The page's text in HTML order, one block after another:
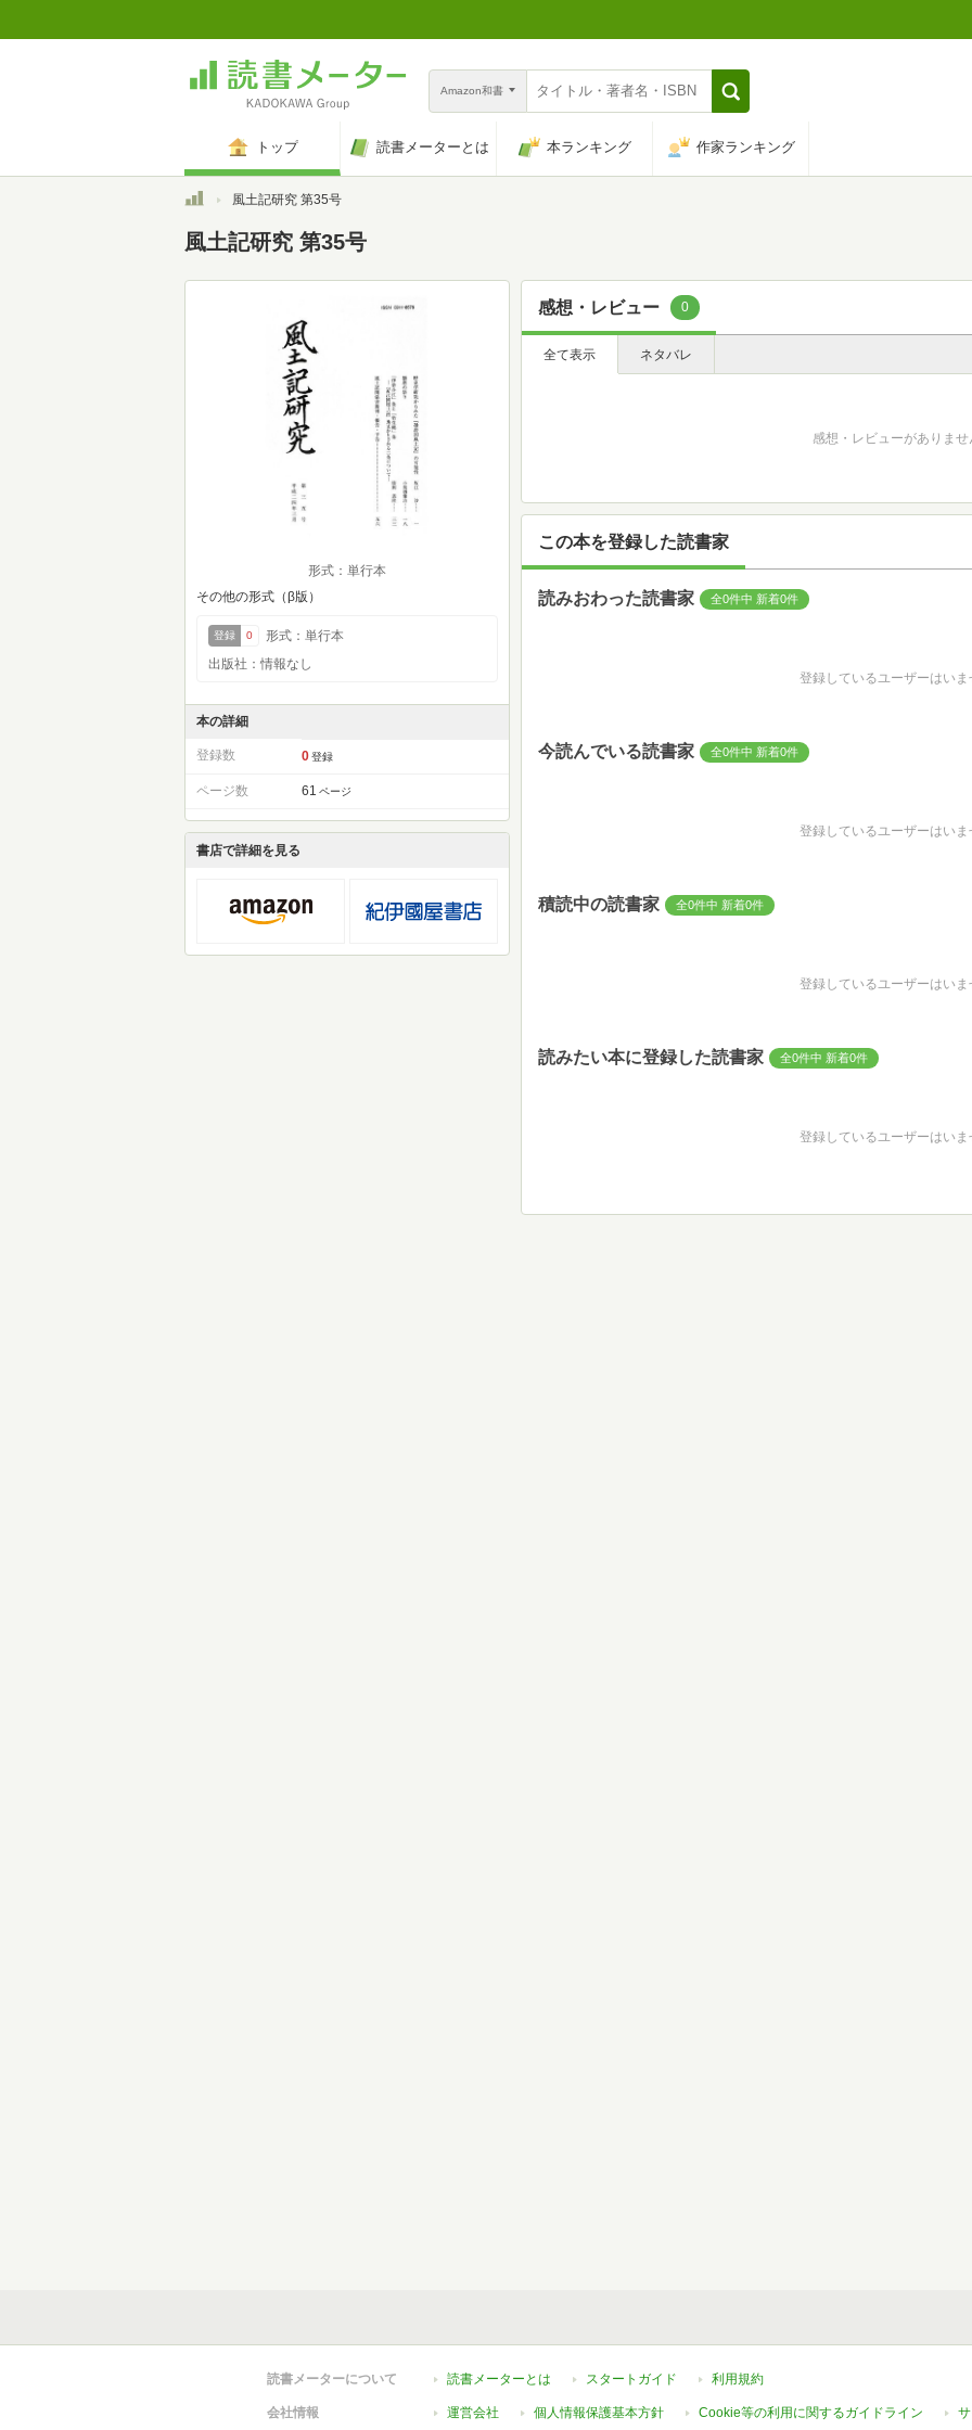
Amazon和書
トップ 読書メーターとは 本ランキング 作家ランキング
トップ風土記研究 第35号
風土記研究 第35号
形式：単行本
その他の形式（β版）
登録 0
形式：単行本
出版社：情報なし
本の詳細
登録数 0 登録
ページ数 61 ページ
書店で詳細を見る
感想・レビュー 0
全て表示 ネタバレ
感想・レビューがありませ
この本を登録した読書家
読みおわった読書家 全0件中 新着0件
登録しているユーザーはいま
今読んでいる読書家 全0件中 新着0件
登録しているユーザーはいま
積読中の読書家 全0件中 新着0件
登録しているユーザーはいま
読みたい本に登録した読書家 全0件中 新着0件
登録しているユーザーはいま
読書メーターについて 読書メーターとは スタートガイド 利用規約
会社情報 運営会社 個人情報保護基本方針 Cookie等の利用に関するガイドライン